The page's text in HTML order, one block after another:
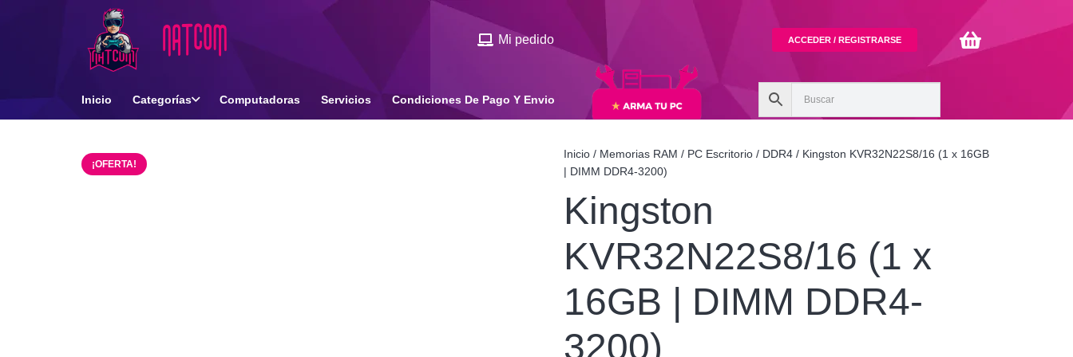
Mi pedido ACCEDER / REGISTRARSE
Inicio Categorías Computadoras Servicios Condiciones De Pago Y Envio
¡OFERTA!
Inicio / Memorias RAM / PC Escritorio / DDR4 / Kingston KVR32N22S8/16 (1 x 16GB
| DIMM DDR4-3200)
Kingston
KVR32N22S8/16 (1 x
16GB | DIMM DDR4-
3200)